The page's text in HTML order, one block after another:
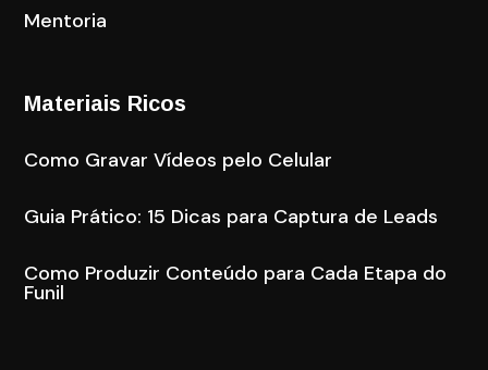
Mentoria
Materiais Ricos
Como Gravar Vídeos pelo Celular
Guia Prático: 15 Dicas para Captura de Leads
Como Produzir Conteúdo para Cada Etapa do
Funil